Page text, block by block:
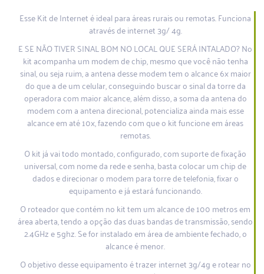
Esse Kit de Internet é ideal para áreas rurais ou remotas. Funciona
através de internet 3g/ 4g.
E SE NÃO TIVER SINAL BOM NO LOCAL QUE SERÁ INTALADO? No
kit acompanha um modem de chip, mesmo que você não tenha
sinal, ou seja ruim, a antena desse modem tem o alcance 6x maior
do que a de um celular, conseguindo buscar o sinal da torre da
operadora com maior alcance, além disso, a soma da antena do
modem com a antena direcional, potencializa ainda mais esse
alcance em até 10x, fazendo com que o kit funcione em áreas
remotas.
O kit já vai todo montado, configurado, com suporte de fixação
universal, com nome da rede e senha, basta colocar um chip de
dados e direcionar o modem para torre de telefonia, fixar o
equipamento e já estará funcionando.
O roteador que contém no kit tem um alcance de 100 metros em
área aberta, tendo a opção das duas bandas de transmissão, sendo
2.4GHz e 5ghz. Se for instalado em área de ambiente fechado, o
alcance é menor.
O objetivo desse equipamento é trazer internet 3g/4g e rotear no